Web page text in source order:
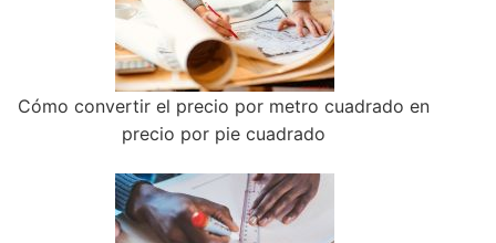
Cómo convertir el precio por metro cuadrado en
precio por pie cuadrado